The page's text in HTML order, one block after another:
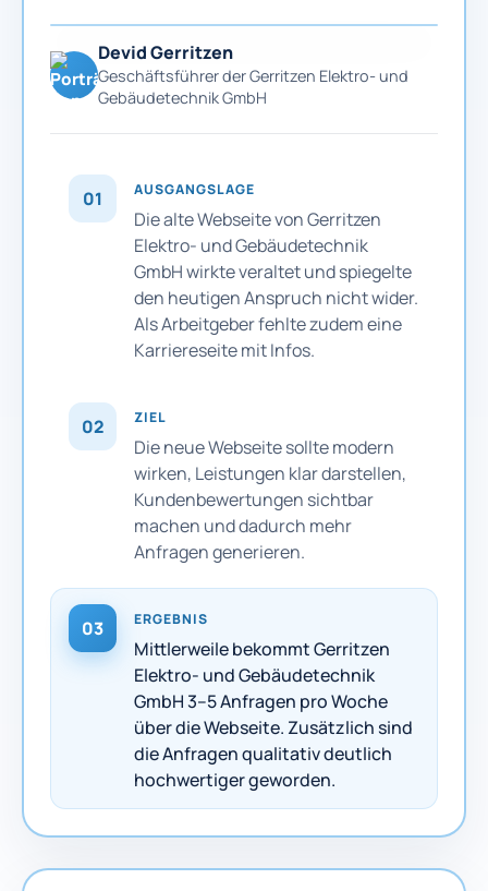
Devid Gerritzen
Geschäftsführer der Gerritzen Elektro- und
Gebäudetechnik GmbH
01 AUSGANGSLAGE
Die alte Webseite von Gerritzen
Elektro- und Gebäudetechnik
GmbH wirkte veraltet und spiegelte
den heutigen Anspruch nicht wider.
Als Arbeitgeber fehlte zudem eine
Karriereseite mit Infos.
02 ZIEL
Die neue Webseite sollte modern
wirken, Leistungen klar darstellen,
Kundenbewertungen sichtbar
machen und dadurch mehr
Anfragen generieren.
03 ERGEBNIS
Mittlerweile bekommt Gerritzen
Elektro- und Gebäudetechnik
GmbH 3–5 Anfragen pro Woche
über die Webseite. Zusätzlich sind
die Anfragen qualitativ deutlich
hochwertiger geworden.